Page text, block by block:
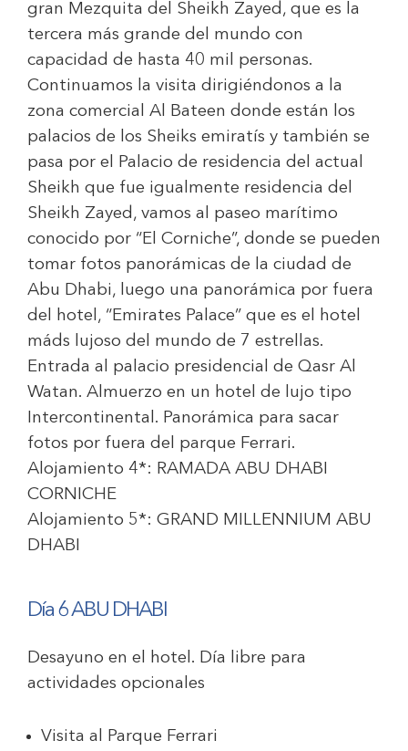
gran Mezquita del Sheikh Zayed, que es la
tercera más grande del mundo con
capacidad de hasta 40 mil personas.
Continuamos la visita dirigiéndonos a la
zona comercial Al Bateen donde están los
palacios de los Sheiks emiratís y también se
pasa por el Palacio de residencia del actual
Sheikh que fue igualmente residencia del
Sheikh Zayed, vamos al paseo marítimo
conocido por “El Corniche”, donde se pueden
tomar fotos panorámicas de la ciudad de
Abu Dhabi, luego una panorámica por fuera
del hotel, “Emirates Palace” que es el hotel
máds lujoso del mundo de 7 estrellas.
Entrada al palacio presidencial de Qasr Al
Watan. Almuerzo en un hotel de lujo tipo
Intercontinental. Panorámica para sacar
fotos por fuera del parque Ferrari.
Alojamiento 4*: RAMADA ABU DHABI
CORNICHE
Alojamiento 5*: GRAND MILLENNIUM ABU
DHABI
Día 6 ABU DHABI
Desayuno en el hotel. Día libre para
actividades opcionales
Visita al Parque Ferrari